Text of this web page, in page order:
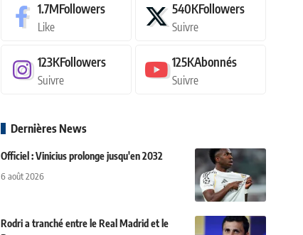
1.7MFollowers
Like
540KFollowers
Suivre
123KFollowers
Suivre
125KAbonnés
Suivre
Dernières News
Officiel : Vinicius prolonge jusqu'en 2032
6 août 2026
Rodri a tranché entre le Real Madrid et le